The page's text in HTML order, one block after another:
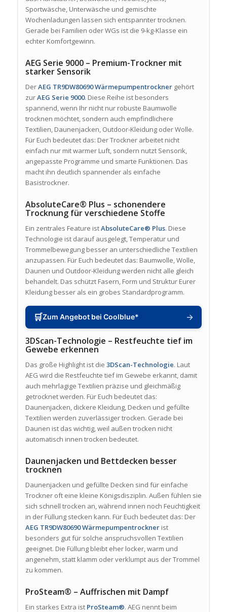
Sportwäsche, Unterwäsche und gemischte
Wochenladungen lassen sich entspannter trocknen.
Gerade bei Familien oder WGs ist die 9-kg-Klasse ein
echter Komfortgewinn.
AEG Serie 9000 – Premium-Trockner mit
starker Sensorik
DerAEG TR9DW80690 Wärmepumpentrocknergehört
zurAEG Serie 9000. Diese Reihe ist besonders
spannend, wenn Ihr nicht nur robuste Baumwolle
trocknen möchtet, sondern auch empfindlichere
Textilien, Daunenjacken, Outdoor-Kleidung oder Wolle.
Für Euch bedeutet das: Der Trockner arbeitet nicht
einfach nur mit warmer Luft, sondern nutzt Sensorik,
angepasste Programme und smarte Funktionen. Das
macht ihn deutlich spannender als einfache
Basistrockner.
AbsoluteCare® Plus – schonendere
Trocknung für verschiedene Stoffe
Ein zentrales Feature istAbsoluteCare® Plus. Diese
Technologie ist darauf ausgelegt, Temperatur und
Trommelbewegung besser an unterschiedliche Textilien
anzupassen. Für Euch bedeutet das: Baumwolle, Wolle,
Daunen und Outdoor-Kleidung werden nicht alle gleich
behandelt. Das schützt Fasern, Form und Struktur Eurer
Kleidung besser als ein grobes Standardprogramm.
🛒Zum Angebot bei Coolblue* →
3DScan-Technologie – Restfeuchte tief im
Gewebe erkennen
Das große Highlight ist die 3DScan-Technologie. Laut
AEG wird die Restfeuchte tief im Gewebe erkannt, damit
auch mehrlagige Textilien präzise und gleichmäßig
getrocknet werden. Für Euch bedeutet das:
Daunenjacken, dickere Kleidung, Decken und gefüllte
Textilien werden zuverlässiger trocken. Gerade bei
Daunen ist das wichtig, weil außen trocken nicht
automatisch innen trocken bedeutet.
Daunenjacken und Bettdecken besser
trocknen
Daunenjacken und gefüllte Decken sind für einfache
Trockner oft eine kleine Königsdisziplin. Außen fühlen sie
sich schnell trocken an, während innen noch Feuchtigkeit
in der Füllung stecken kann. Für Euch bedeutet das: Der
AEG TR9DW80690 Wärmepumpentrocknerist
besonders gut für solche anspruchsvollen Textilien
geeignet. Die Füllung bleibt eher locker, warm und
angenehm, statt klamm oder verklumpt aus der Trommel
zu kommen.
ProSteam® – Auffrischen mit Dampf
Ein starkes Extra ist ProSteam®. AEG nennt beim